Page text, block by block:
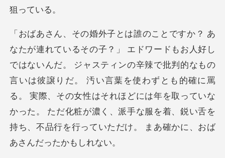
ィンの辛辣で批判的なもの
言いは彼譲りだ。 汚い言葉を使わずとも的確に罵
る。 実際、その女性はそれほどには年を取っていな
か